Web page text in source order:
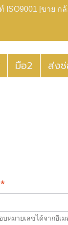
ISO9001 [ขาย
มือ2 ส่ง
*
บหมายเลขได้จากอีเ